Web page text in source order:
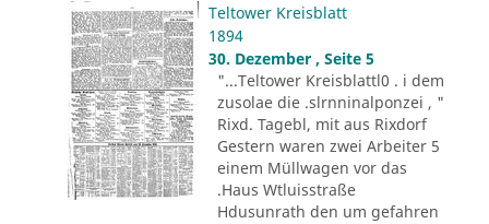
Teltower Kreisblatt
1894
30. Dezember , Seite 5
"...Teltower Kreisblattl0 . i dem
zusolae die .slrnninalponzei , "
Rixd. Tagebl, mit aus Rixdorf
Gestern waren zwei Arbeiter 5
einem Müllwagen vor das
.Haus Wtluisstraße
Hdusunrath den um gefahren